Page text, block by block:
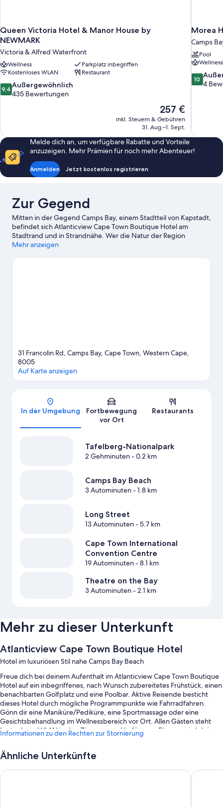
Queen Victoria Hotel & Manor House by
NEWMARK
Victoria & Alfred Waterfront
Wellness
Parkplatz inbegriffen
Kostenloses WLAN
Restaurant
9.4
von
Bewertungen
9,4 Außergewöhnlich
435 Bewertungen
Der
Preis
beträgt
257 €
inkl. Steuern & Gebühren
31. Aug.–1. Sept.
Morea
Camps
Pool
Wellness
10.0
von
10
4
Melde dich an, um verfügbare Rabatte und Vorteile
anzuzeigen. Mehr Prämien für noch mehr Abenteuer!
Anmelden Jetzt kostenlos registrieren
Zur Gegend
Mitten in der Gegend Camps Bay, einem Stadtteil von Kapstadt,
befindet sich Atlanticview Cape Town Boutique Hotel am
Stadtrand und in Strandnähe. Wer die Natur der Region
bewundern möchte, sollte Folgendes besuchen: Camps Bay
Stadt mit dem Besuch eines spannenden Events oder einer
Mehr anzeigen
31 Francolin Rd, Camps Bay, Cape Town, Western Cape,
8005
Auf Karte anzeigen
In der Umgebung
Fortbewegung
vor Ort
Restaurants
Tafelberg-Nationalpark
2 Gehminuten- 0.2 km
Camps Bay Beach
3 Autominuten- 1.8 km
Long Street
13 Autominuten- 5.7 km
Cape Town International
Convention Centre
19 Autominuten- 8.1 km
Theatre on the Bay
3 Autominuten- 2.1 km
Mehr zu dieser Unterkunft
Atlanticview Cape Town Boutique Hotel
Hotel im luxuriösen Stil nahe Camps Bay Beach
Freue dich bei deinem Aufenthalt im Atlanticview Cape Town Boutique
Hotel auf ein inbegriffenes, nach Wunsch zubereitetes Frühstück, einen
benachbarten Golfplatz und eine Poolbar. Aktive Reisende besticht
dieses Hotel durch mögliche Programmpunkte wie Fahrradfahren.
Gönn dir eine Maniküre/Pediküre, eine Sportmassage oder eine
Gesichtsbehandlung im Wellnessbereich vor Ort. Allen Gästen steht
kostenloses WLAN in den Zimmern zur Verfügung. Ebenso wird dein
Aufenthalt durch eine Terrasse und einen Coffeeshop/ein Café
Informationen zu den Rechten zur Stornierung
Ähnliche Unterkünfte
South Beach Camps Bay Boutique Hotel The